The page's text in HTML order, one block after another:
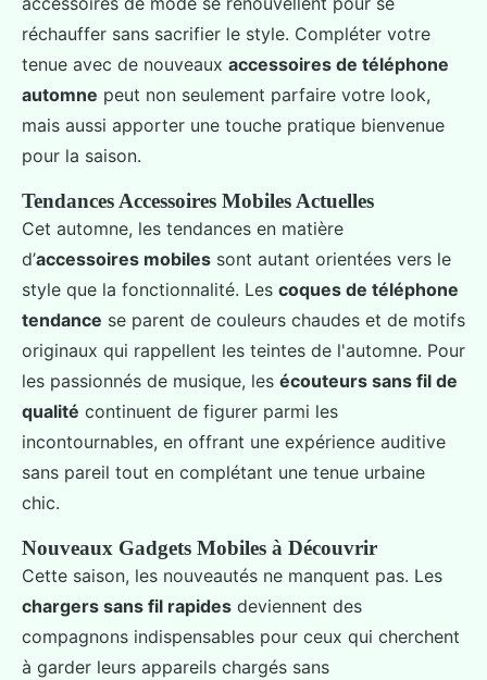
réchauffer sans sacrifier le style. Compléter votre
tenue avec de nouveaux accessoires de téléphone
automne peut non seulement parfaire votre look,
mais aussi apporter une touche pratique bienvenue
pour la saison.
Tendances Accessoires Mobiles Actuelles
Cet automne, les tendances en matière
d’accessoires mobiles sont autant orientées vers le
style que la fonctionnalité. Les coques de téléphone
tendance se parent de couleurs chaudes et de motifs
originaux qui rappellent les teintes de l'automne. Pour
les passionnés de musique, les écouteurs sans fil de
qualité continuent de figurer parmi les
incontournables, en offrant une expérience auditive
sans pareil tout en complétant une tenue urbaine
chic.
Nouveaux Gadgets Mobiles à Découvrir
Cette saison, les nouveautés ne manquent pas. Les
chargers sans fil rapides deviennent des
compagnons indispensables pour ceux qui cherchent
à garder leurs appareils chargés sans